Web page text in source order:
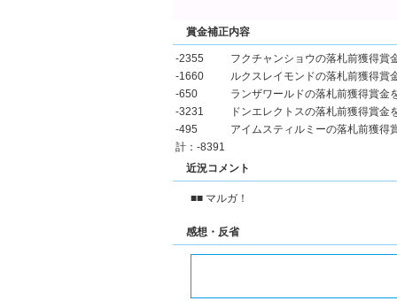
賞金補正内容
-2355
フクチャンショウの落札前獲得賞
-1660
ルクスレイモンドの落札前獲得賞
-650
ランザワールドの落札前獲得賞金
-3231
ドンエレクトスの落札前獲得賞金
-495
アイムスティルミーの落札前獲得
計：-8391
近況コメント
■■ マルガ！
感想・反省